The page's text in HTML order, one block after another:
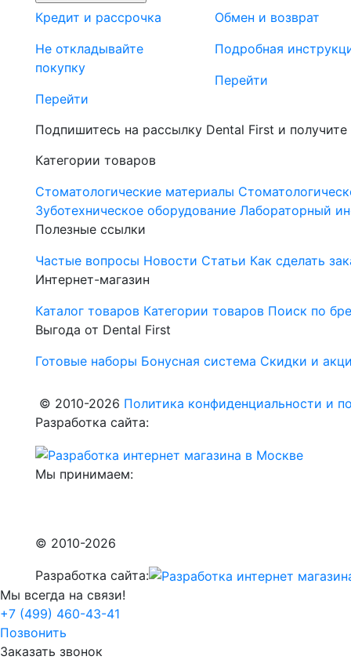
Кредит и рассрочка
Не откладывайте
покупку
Перейти
Обмен и возврат
Подробная
Перейти
Подпишитесь на рассылку Dental First и
Категории товаров
Стоматологические материалы
Зуботехническое оборудование Лабораторный
Полезные ссылки
Частые вопросы Новости Статьи Как сделать
Интернет-магазин
Каталог товаров Категории товаров Поиск по
Выгода от Dental First
Готовые наборы Бонусная система Скидки и
© 2010-2026 Политика конфиденциальности и
Разработка сайта:
Мы принимаем:
© 2010-2026
Разработка сайта:
Мы всегда на связи!
+7 (499) 460-43-41
Позвонить
Заказать звонок